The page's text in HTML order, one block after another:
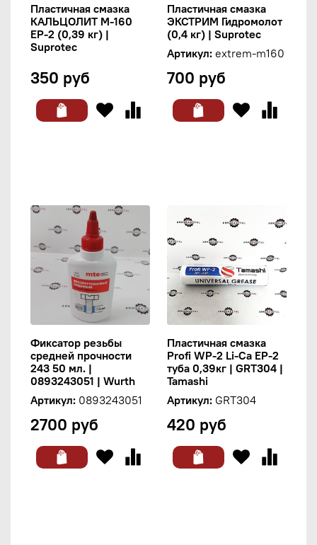
Пластичная смазка
КАЛЬЦОЛИТ М-160
EP-2 (0,39 кг) |
Suprotec
350 руб
Пластичная смазка
ЭКСТРИМ Гидромолот
(0,4 кг) | Suprotec
Артикул: extrem-m160
700 руб
Фиксатор резьбы
средней прочности
243 50 мл. |
0893243051 | Wurth
Артикул: 0893243051
2700 руб
Пластичная смазка
Profi WP-2 Li-Ca EP-2
туба 0,39кг | GRT304 |
Tamashi
Артикул: GRT304
420 руб